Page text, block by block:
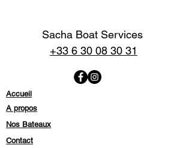
Sacha Boat Services
+33 6 30 08 30 31
Accueil
A propos
Nos Bateaux
Contact